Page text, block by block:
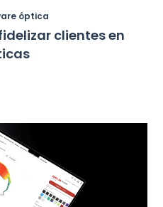
óptica
clientes en